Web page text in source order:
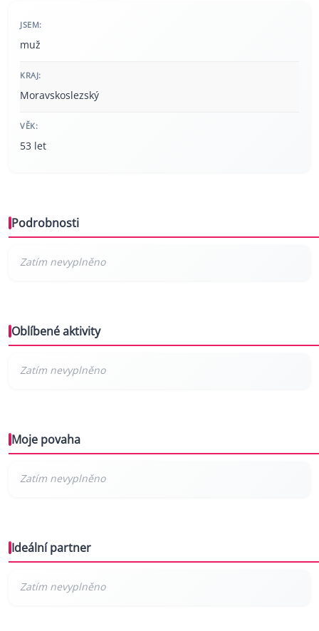
JSEM:
muž
KRAJ:
Moravskoslezský
VĚK:
53 let
Podrobnosti
Oblíbené aktivity
Moje povaha
Ideální partner